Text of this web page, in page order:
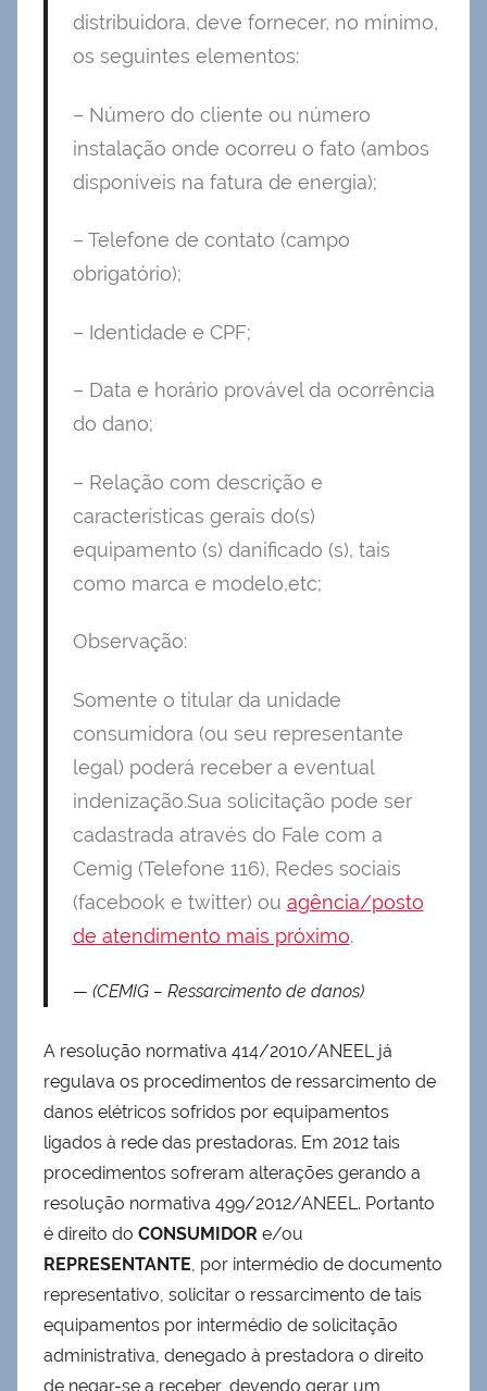
distribuidora, deve fornecer, no mínimo,
os seguintes elementos:
– Número do cliente ou número
instalação onde ocorreu o fato (ambos
disponíveis na fatura de energia);
– Telefone de contato (campo
obrigatório);
– Identidade e CPF;
– Data e horário provável da ocorrência
do dano;
– Relação com descrição e
características gerais do(s)
equipamento (s) danificado (s), tais
como marca e modelo,etc;
Observação:
Somente o titular da unidade
consumidora (ou seu representante
legal) poderá receber a eventual
indenização.Sua solicitação pode ser
cadastrada através do Fale com a
Cemig (Telefone 116), Redes sociais
(facebook e twitter) ou agência/posto
de atendimento mais próximo.
(CEMIG – Ressarcimento de danos)
A resolução normativa 414/2010/ANEEL já
regulava os procedimentos de ressarcimento de
danos elétricos sofridos por equipamentos
ligados à rede das prestadoras. Em 2012 tais
procedimentos sofreram alterações gerando a
resolução normativa 499/2012/ANEEL. Portanto
é direito do CONSUMIDOR e/ou
REPRESENTANTE, por intermédio de documento
representativo, solicitar o ressarcimento de tais
equipamentos por intermédio de solicitação
administrativa, denegado à prestadora o direito
de negar-se a receber, devendo gerar um